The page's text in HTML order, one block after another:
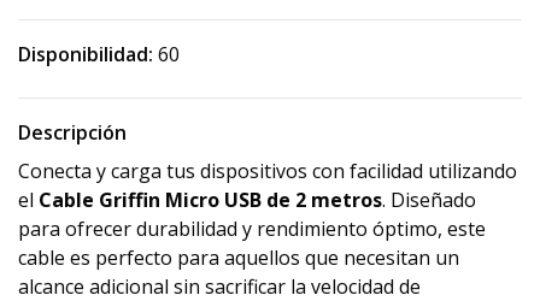
Disponibilidad: 60
Descripción
Conecta y carga tus dispositivos con facilidad utilizando
el Cable Griffin Micro USB de 2 metros. Diseñado
para ofrecer durabilidad y rendimiento óptimo, este
cable es perfecto para aquellos que necesitan un
alcance adicional sin sacrificar la velocidad de